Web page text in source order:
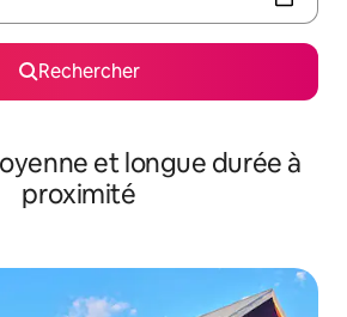
Rechercher
et longue durée à
proximité